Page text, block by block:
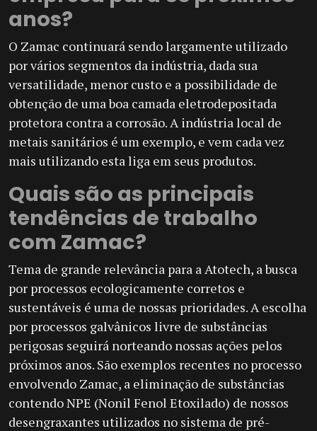
anos?
O Zamac continuará sendo largamente utilizado
por vários segmentos da indústria, dada sua
versatilidade, menor custo e a possibilidade de
obtenção de uma boa camada eletrodepositada
protetora contra a corrosão. A indústria local de
metais sanitários é um exemplo, e vem cada vez
mais utilizando esta liga em seus produtos.
Quais são as principais
tendências de trabalho
com Zamac?
Tema de grande relevância para a Atotech, a busca
por processos ecologicamente corretos e
sustentáveis é uma de nossas prioridades. A escolha
por processos galvânicos livre de substâncias
perigosas seguirá norteando nossas ações pelos
próximos anos. São exemplos recentes no processo
envolvendo Zamac, a eliminação de substâncias
contendo NPE (Nonil Fenol Etoxilado) de nossos
desengraxantes utilizados no sistema de pré-